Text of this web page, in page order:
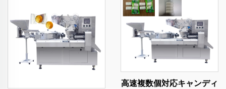
高速複数個対応キャンディ